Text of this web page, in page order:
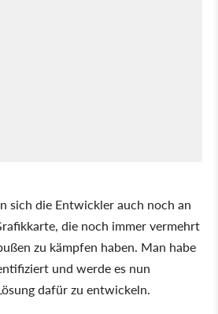
sich die Entwickler auch noch an
die noch immer vermehrt
zu kämpfen haben. Man habe
und werde es nun
dafür zu entwickeln.